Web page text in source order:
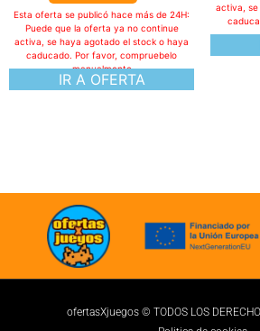
IR A OFERTA
Esta oferta se publicó hace más de 24H:
Puede que la oferta ya no continue
activa, se haya agotado el stock o haya
caducado. Por favor, compruebelo
manualmente
activa, se
ofertasXjuegos © TODOS LOS